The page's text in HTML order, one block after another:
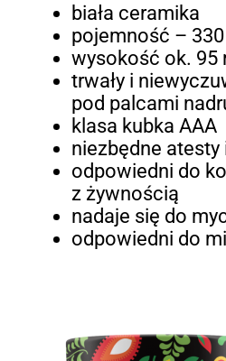
biała ceramika
pojemność – 330
wysokość ok. 95
trwały i
pod palcami
klasa kubka AAA
niezbędne
odpowiedni do
z żywnością
nadaje się do
odpowiedni do